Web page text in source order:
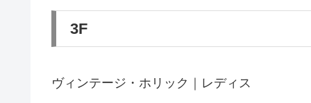
3F
ヴィンテージ・ホリック｜レディス